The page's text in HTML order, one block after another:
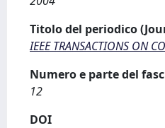
Titolo del periodico
IEEE TRANSACTIONS ON
Numero e parte del
12
DOI